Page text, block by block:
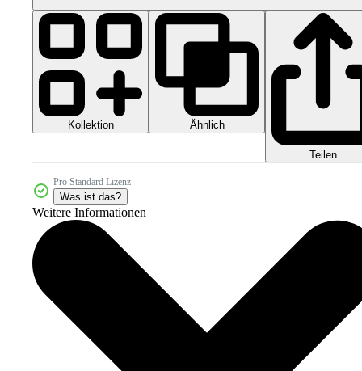
Kollektion Ähnlich
Teilen
Pro Standard Lizenz
Was ist das?
Weitere Informationen